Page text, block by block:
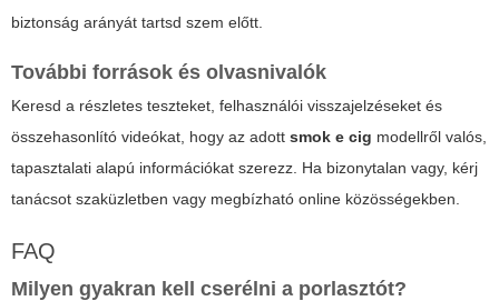
biztonság arányát tartsd szem előtt.
További források és olvasnivalók
Keresd a részletes teszteket, felhasználói visszajelzéseket és
összehasonlító videókat, hogy az adott smok e cig modellről valós,
tapasztalati alapú információkat szerezz. Ha bizonytalan vagy, kérj
tanácsot szaküzletben vagy megbízható online közösségekben.
FAQ
Milyen gyakran kell cserélni a porlasztót?